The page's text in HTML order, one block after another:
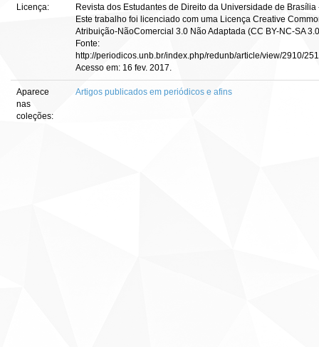
Licença:
Revista dos Estudantes de Direito da Universidade de Brasília
Este trabalho foi licenciado com uma Licença Creative
Atribuição-NãoComercial 3.0 Não Adaptada (CC BY-NC-SA
Fonte:
http://periodicos.unb.br/index.php/redunb/article/view/2910/
Acesso em: 16 fev. 2017.
Aparece
nas
coleções:
Artigos publicados em periódicos e afins